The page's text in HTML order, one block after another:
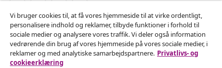
Fortryd køb
Indsend en anmodning om at fortryde din ordre.
Vi bruger cookies til, at få vores hjemmeside til at virke ordentligt,
personalisere indhold og reklamer, tilbyde funktioner i forhold til
sociale medier og analysere vores traffik. Vi deler også information
vedrørende din brug af vores hjemmeside på vores sociale medier, i
reklamer og med analytiske samarbejdspartnere. Privatlivs- og
cookieerklæring